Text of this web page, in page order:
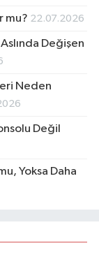
mu? 22.07.2026
Değişen
Neden
Değil
Yoksa Daha